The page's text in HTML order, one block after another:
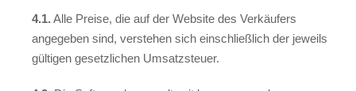
4.1. Alle Preise, die auf der Website des Verkäufers
angegeben sind, verstehen sich einschließlich der jeweils
gültigen gesetzlichen Umsatzsteuer.